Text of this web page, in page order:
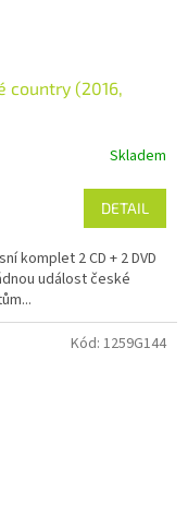
country (2016,
Skladem
DETAIL
komplet 2 CD + 2 DVD
událost české
Kód: 1259G144